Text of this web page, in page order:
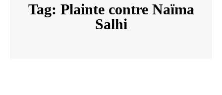
Tag: Plainte contre Naïma
Salhi